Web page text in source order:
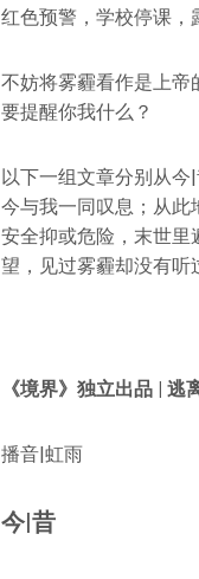
红色预警，学校停课，
不妨将雾霾看作是上帝
要提醒你我什么？
以下一组文章分别从
今与我一同叹息；从此
安全抑或危险，末世里
望，见过雾霾却没有听
《境界》独立出品 | 逃
播音|虹雨
今|昔